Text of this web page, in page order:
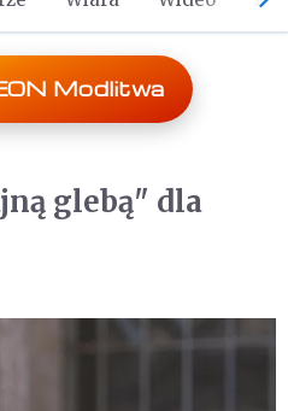
Modlitwa
glebą" dla